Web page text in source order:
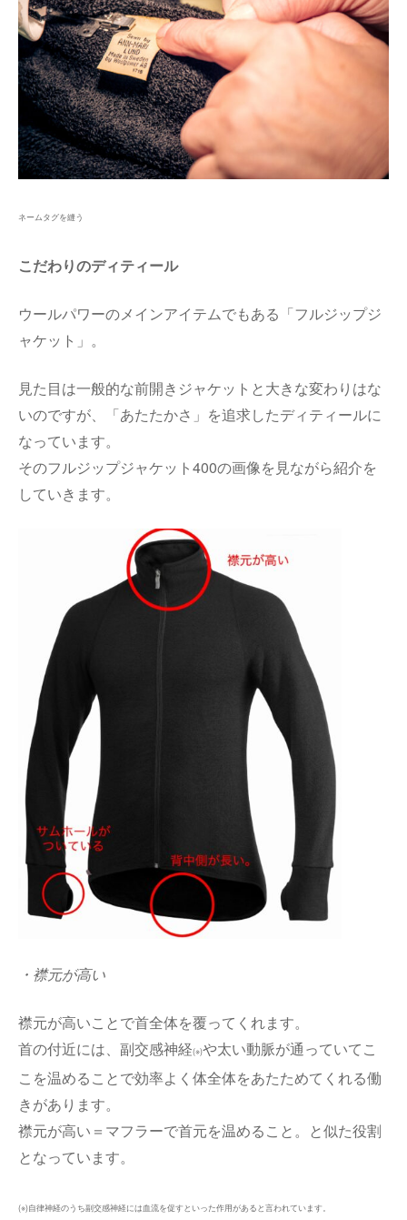
ネームタグを縫う
こだわりのディティール
ウールパワーのメインアイテムでもある「フルジップジ
ャケット」。
見た目は一般的な前開きジャケットと大きな変わりはな
いのですが、「あたたかさ」を追求したディティールに
なっています。
そのフルジップジャケット400の画像を見ながら紹介を
していきます。
・襟元が高い
襟元が高いことで首全体を覆ってくれます。
首の付近には、副交感神経(※)や太い動脈が通っていてこ
こを温めることで効率よく体全体をあたためてくれる働
きがあります。
襟元が高い＝マフラーで首元を温めること。と似た役割
となっています。
(※)自律神経のうち副交感神経には血流を促すといった作用があると言われています。